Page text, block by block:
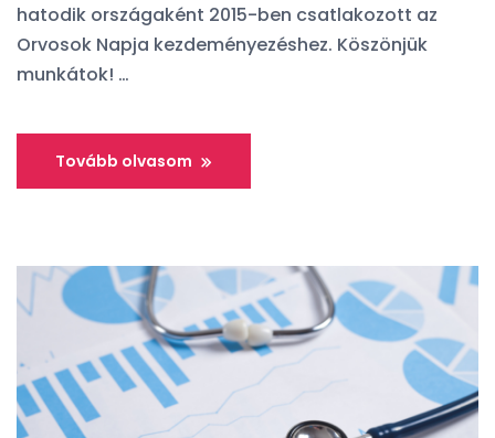
hatodik országaként 2015-ben csatlakozott az
Orvosok Napja kezdeményezéshez. Köszönjük
munkátok! …
Tovább olvasom